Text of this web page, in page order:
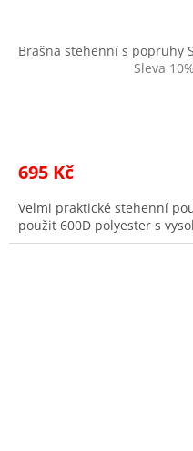
Brašna stehenní s popruhy
Sleva
695 Kč
Velmi praktické stehenní
použit 600D polyester s